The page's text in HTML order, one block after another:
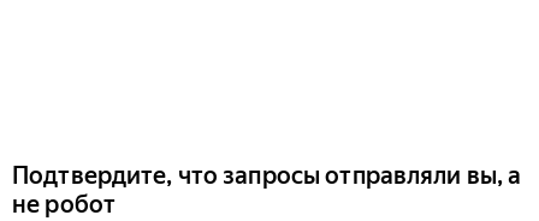
Подтвердите, что запросы отправляли вы, а
не робот